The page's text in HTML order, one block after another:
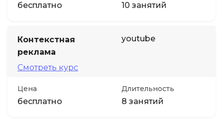
бесплатно 10 занятий
Контекстная
реклама
Смотреть курс
youtube
Цена
бесплатно
Длительность
8 занятий